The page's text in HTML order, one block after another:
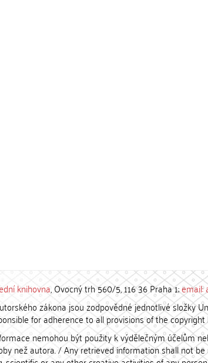
knihovna, Ovocný trh 560/5, 116 36 Praha 1;email:
zákona jsou zodpovědné jednotlivé složky
for adherence to all provisions of the copyright
nemohou být použity k výdělečným účelům
než autora. / Any retrieved information shall not be